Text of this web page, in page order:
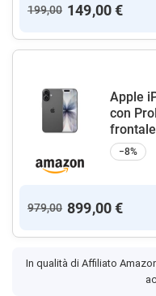
199,00 149,00 €
Apple
con
−8%
979,00 899,00 €
In qualità di Affiliato